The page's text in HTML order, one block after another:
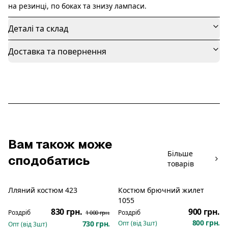
на резинці, по боках та знизу лампаси.
Деталі та склад
Доставка та повернення
Вам також може
сподобатись
Більше
товарів
Лляний костюм 423
Роздріб 830 грн. 1 000 грн.
Опт (від3шт) 730 грн.
Новинка
Костюм брючний жилет
1055
Роздріб 900 грн.
Опт (від3шт) 800 грн.